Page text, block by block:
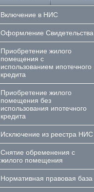
Включение в НИС
Оформление Свидетельства
Приобретение жилого
помещения с
использованием ипотечного
кредита
Приобретение жилого
помещения без
использования ипотечного
кредита
Исключение из реестра НИС
Снятие обременения с
жилого помещения
Нормативная правовая база